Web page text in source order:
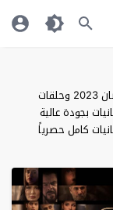
مشاهدة وتحميل جميع حلقات مسلسلات شهر رمضان 2023 وحلقات
بجودة عالية
كامل حصرياً